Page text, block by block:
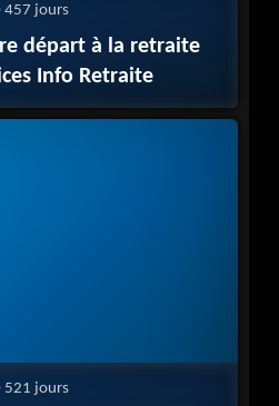
457 jours
départ à la retraite
Info Retraite
521 jours